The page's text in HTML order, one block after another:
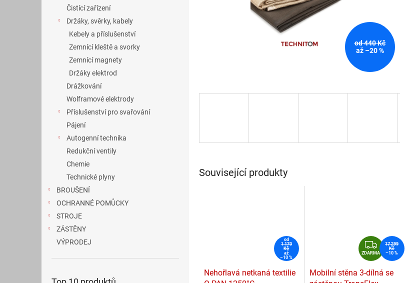
Čistící zařízení
Držáky, svěrky, kabely
Kebely a příslušenství
Zemnící kleště a svorky
Zemnící magnety
Držáky elektrod
Drážkování
Wolframové elektrody
Příslušenství pro svařování
Pájení
Autogenní technika
Redukční ventily
Chemie
Technické plyny
BROUŠENÍ
OCHRANNÉ POMŮCKY
STROJE
ZÁSTĚNY
VÝPRODEJ
od 440 Kč
až –20 %
Související produkty
od
1 170
Kč
až
–10 %
Nehořlavá netkaná textilie
Z
D
A
R
ZDARMA
17 299
Kč
–10 %
Mobilní stěna 3-dílná se